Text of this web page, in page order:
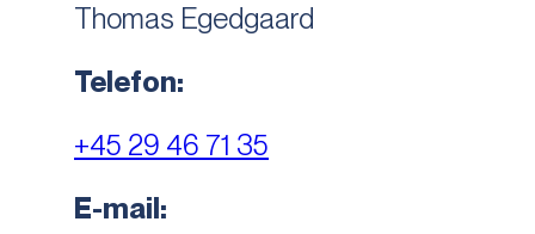
Thomas Egedgaard
Telefon:
+45 29 46 71 35
E-mail: